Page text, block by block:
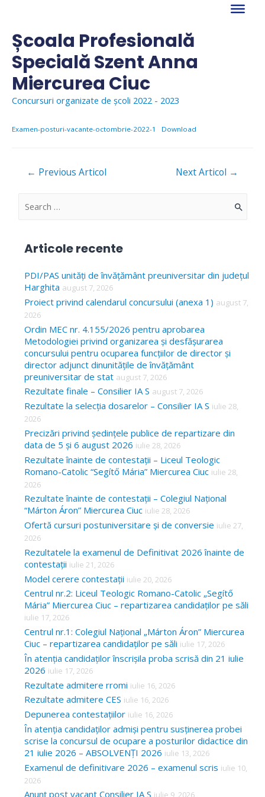
contentȘcoala Profesională
Specială Szent Anna
Miercurea Ciuc
Concursuri organizate de școli 2022 - 2023
Examen-posturi-vacante-octombrie-2022-1 Download
Navigare
← Previous Articol Next Articol →
S
c
h
f
o
r
Articole recente
PDI/PAS unități de învățământ preuniversitar din județul
Harghita august 7, 2026
Proiect privind calendarul concursului (anexa 1) august 7,
2026
Ordin MEC nr. 4.155/2026 pentru aprobarea
Metodologiei privind organizarea și desfășurarea
concursului pentru ocuparea funcțiilor de director și
director adjunct dinunitățile de învățământ
preuniversitar de stat august 7, 2026
Rezultate finale – Consilier IA S august 7, 2026
Rezultate la selecția dosarelor – Consilier IA S iulie 28,
2026
Precizări privind ședințele publice de repartizare din
data de 5 și 6 august 2026 iulie 28, 2026
Rezultate înainte de contestații – Liceul Teologic
Romano-Catolic “Segítő Mária” Miercurea Ciuc iulie 28,
2026
Rezultate înainte de contestații – Colegiul Național
“Márton Áron” Miercurea Ciuc iulie 28, 2026
Ofertă cursuri postuniversitare și de conversie iulie 27,
2026
Rezultatele la examenul de Definitivat 2026 înainte de
contestații iulie 21, 2026
Model cerere contestații iulie 20, 2026
Centrul nr.2: Liceul Teologic Romano-Catolic „Segítő
Mária” Miercurea Ciuc – repartizarea candidaților pe săli
iulie 17, 2026
Centrul nr.1: Colegiul Național „Márton Áron” Miercurea
Ciuc – repartizarea candidaților pe săli iulie 17, 2026
În atenția candidaților înscrișila proba scrisă din 21 iulie
2026 iulie 17, 2026
Rezultate admitere rromi iulie 16, 2026
Rezultate admitere CES iulie 16, 2026
Depunerea contestațiilor iulie 16, 2026
În atenția candidaților admiși pentru susținerea probei
scrise la concursul de ocupare a posturilor didactice din
21 iulie 2026 – ABSOLVENȚI 2026 iulie 13, 2026
Examenul de definitivare 2026 – examenul scris iulie 10,
2026
Anunț post vacant Consilier IA S iulie 9, 2026